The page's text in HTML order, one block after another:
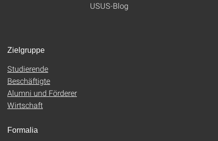
USUS-Blog
Zielgruppe
Studierende
Beschäftigte
Alumni und Förderer
Wirtschaft
Formalia